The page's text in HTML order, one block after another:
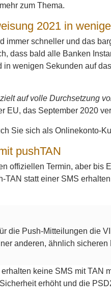
zum Thema.
2021 in
immer schneller und das
dass bald alle Banken
in wenigen Sekunden auf
auf volle Durchsetzung
EU, das September 2020
Sie sich als Onlinekonto-
pushTAN
offiziellen Termin, aber bis
TAN statt einer SMS
die Push-Mitteilungen die
anderen, ähnlich
erhalten keine SMS mit TAN
erhöht und die